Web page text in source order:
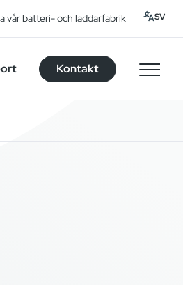
vår batteri- och laddarfabrik SV
Kontakt